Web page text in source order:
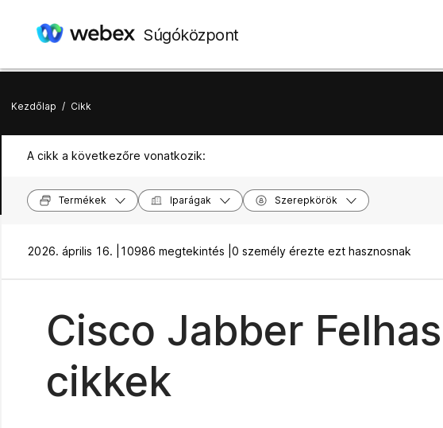
Súgóközpont
Kezdőlap / Cikk
A cikk a következőre vonatkozik:
Termékek Iparágak Szerepkörök
2026. április 16. | 10986 megtekintés | 0 személy érezte ezt hasznosnak
Cisco Jabber
cikkek